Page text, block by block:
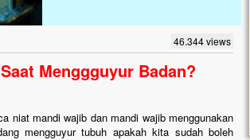
46.344 views
Menggguyur Badan?
niat mandi wajib dan mandi wajib menggunakan
mengguyur tubuh apakah kita sudah boleh
Nasib masjid di Kampung Cilumbu ini sungguh
mengenaskan. Lima tahun mangkrak, kini nyaris
berlumut, dan menghitam terpapar panas dan
hujan....